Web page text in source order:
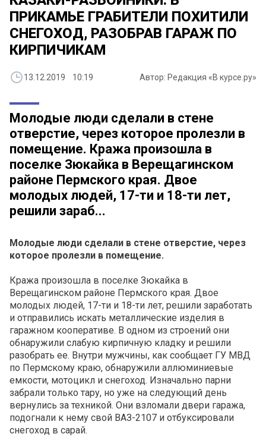
ПРИКАМЬЕ ГРАБИТЕЛИ ПОХИТИЛИ
СНЕГОХОД, РАЗОБРАВ ГАРАЖ ПО
КИРПИЧИКАМ
13.12.2019 10:19 Автор: Редакция «В курсе.ру»
Молодые люди сделали в стене
отверстие, через которое пролезли в
помещение. Кража произошла в
поселке Зюкайка в Верещагинском
районе Пермского края. Двое
молодых людей, 17-ти и 18-ти лет,
решили зараб...
Молодые люди сделали в стене отверстие, через
которое пролезли в помещение.
Кража произошла в поселке Зюкайка в
Верещагинском районе Пермского края. Двое
молодых людей, 17-ти и 18-ти лет, решили заработать
и отправились искать металлические изделия в
гаражном кооперативе. В одном из строений они
обнаружили слабую кирпичную кладку и решили
разобрать ее. Внутри мужчины, как сообщает ГУ МВД
по Пермскому краю, обнаружили аллюминиевые
емкости, мотоцикл и снегоход. Изначально парни
забрали только тару, но уже на следующий день
вернулись за техникой. Они взломали двери гаража,
подогнали к нему свой ВАЗ-2107 и отбуксировали
снегоход в сарай.